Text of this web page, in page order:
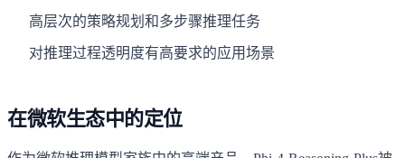
高层次的策略规划和多步骤推理任务
对推理过程透明度有高要求的应用场景
在微软生态中的定位